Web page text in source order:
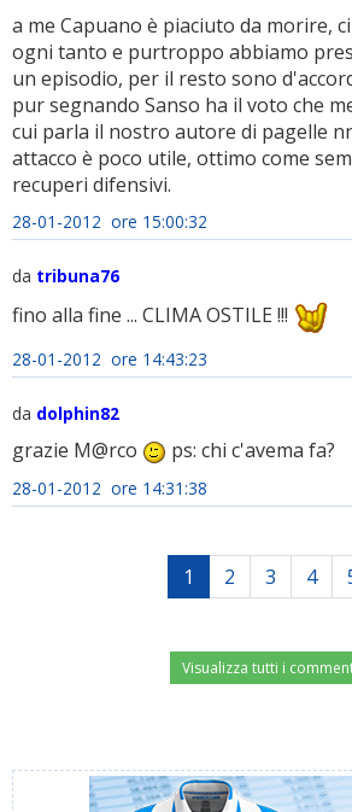
a me Capuano è piaciuto da morire,
ogni tanto e purtroppo abbiamo
un episodio, per il resto sono
pur segnando Sanso ha il voto che
cui parla il nostro autore di pagelle
attacco è poco utile, ottimo come
recuperi difensivi.
28-01-2012 ore 15:00:32
da tribuna76
fino alla fine ... CLIMA OSTILE !!!
28-01-2012 ore 14:43:23
da dolphin82
grazie M@rco ps: chi c'avema fa?
28-01-2012 ore 14:31:38
1 2 3 4
Visualizza tutti i